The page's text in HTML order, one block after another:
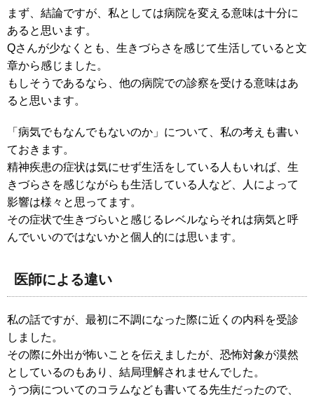
まず、結論ですが、私としては病院を変える意味は十分に
あると思います。
Qさんが少なくとも、生きづらさを感じて生活していると文
章から感じました。
もしそうであるなら、他の病院での診察を受ける意味はあ
ると思います。
「病気でもなんでもないのか」について、私の考えも書い
ておきます。
精神疾患の症状は気にせず生活をしている人もいれば、生
きづらさを感じながらも生活している人など、人によって
影響は様々と思ってます。
その症状で生きづらいと感じるレベルならそれは病気と呼
んでいいのではないかと個人的には思います。
医師による違い
私の話ですが、最初に不調になった際に近くの内科を受診
しました。
その際に外出が怖いことを伝えましたが、恐怖対象が漠然
としているのもあり、結局理解されませんでした。
うつ病についてのコラムなども書いてる先生だったので、